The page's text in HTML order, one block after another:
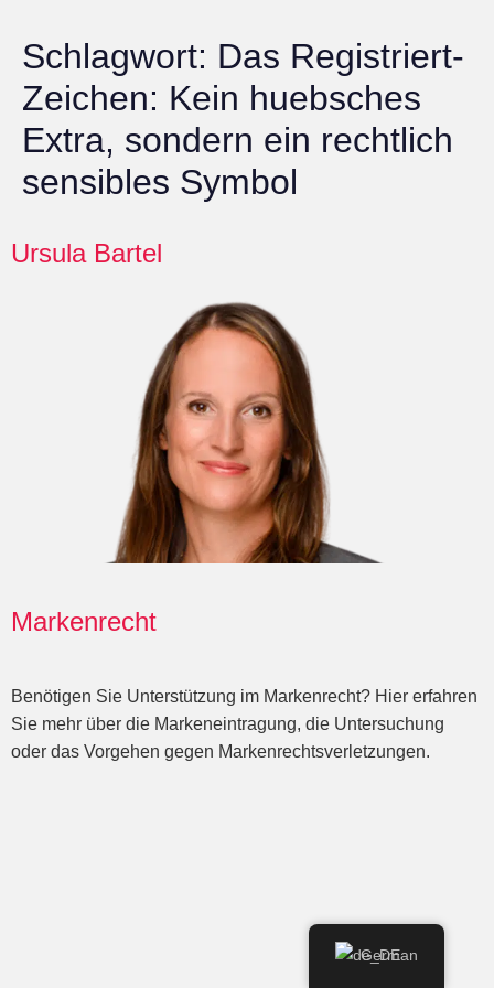
Schlagwort: Das Registriert-
Zeichen: Kein huebsches
Extra, sondern ein rechtlich
sensibles Symbol
Ursula Bartel
Markenrecht
Benötigen Sie Unterstützung im Markenrecht? Hier erfahren
Sie mehr über die Markeneintragung, die Untersuchung
oder das Vorgehen gegen Markenrechtsverletzungen.
German